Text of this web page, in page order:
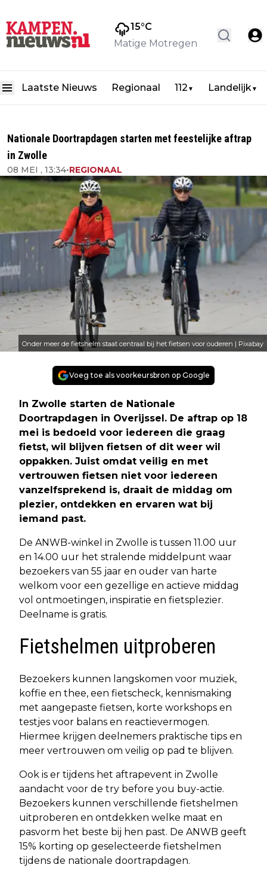
15°C
Matige Motregen
Laatste Nieuws Regionaal 112 ▼ Landelijk▼
Nationale Doortrapdagen starten met feestelijke aftrap
in Zwolle
08 MEI , 13:34•REGIONAAL
Onder meer de fietshelm staat centraal bij het fietsen voor ouderen | Pixabay
Voeg toe als voorkeursbron op Google
In Zwolle starten de Nationale
Doortrapdagen in Overijssel. De aftrap op 18
mei is bedoeld voor iedereen die graag
fietst, wil blijven fietsen of dit weer wil
oppakken. Juist omdat veilig en met
vertrouwen fietsen niet voor iedereen
vanzelfsprekend is, draait de middag om
plezier, ontdekken en ervaren wat bij
iemand past.
De ANWB-winkel in Zwolle is tussen 11.00 uur
en 14.00 uur het stralende middelpunt waar
bezoekers van 55 jaar en ouder van harte
welkom voor een gezellige en actieve middag
vol ontmoetingen, inspiratie en fietsplezier.
Deelname is gratis.
Fietshelmen uitproberen
Bezoekers kunnen langskomen voor muziek,
koffie en thee, een fietscheck, kennismaking
met aangepaste fietsen, korte workshops en
testjes voor balans en reactievermogen.
Hiermee krijgen deelnemers praktische tips en
meer vertrouwen om veilig op pad te blijven.
Ook is er tijdens het aftrapevent in Zwolle
aandacht voor de try before you buy-actie.
Bezoekers kunnen verschillende fietshelmen
uitproberen en ontdekken welke maat en
pasvorm het beste bij hen past. De ANWB geeft
15% korting op geselecteerde fietshelmen
tijdens de nationale doortrapdagen.